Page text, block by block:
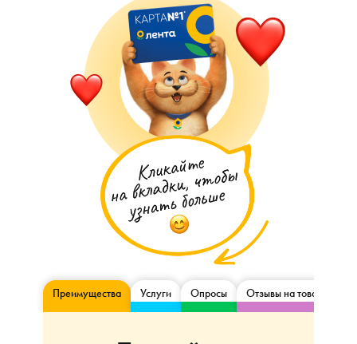
Преимущества Услуги Опросы Отзывы на товары